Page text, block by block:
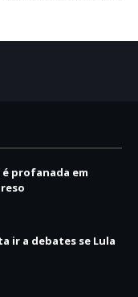
profanada em
ir a debates se Lula